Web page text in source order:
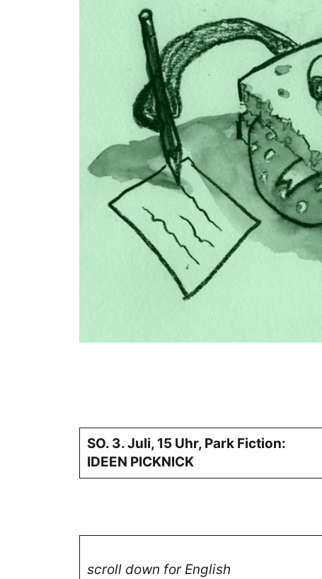
SO. 3. Juli, 15 Uhr, Park Fiction:
IDEEN PICKNICK
scroll down for English